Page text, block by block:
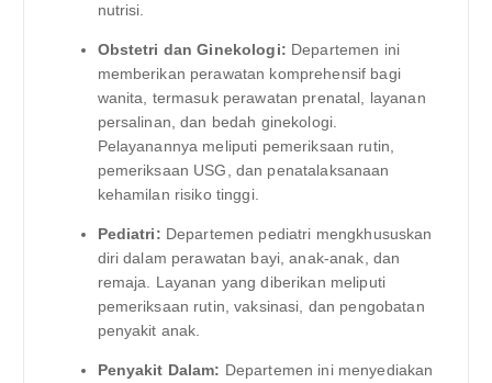
nutrisi.
Obstetri dan Ginekologi: Departemen ini
memberikan perawatan komprehensif bagi
wanita, termasuk perawatan prenatal, layanan
persalinan, dan bedah ginekologi.
Pelayanannya meliputi pemeriksaan rutin,
pemeriksaan USG, dan penatalaksanaan
kehamilan risiko tinggi.
Pediatri: Departemen pediatri mengkhususkan
diri dalam perawatan bayi, anak-anak, dan
remaja. Layanan yang diberikan meliputi
pemeriksaan rutin, vaksinasi, dan pengobatan
penyakit anak.
Penyakit Dalam: Departemen ini menyediakan